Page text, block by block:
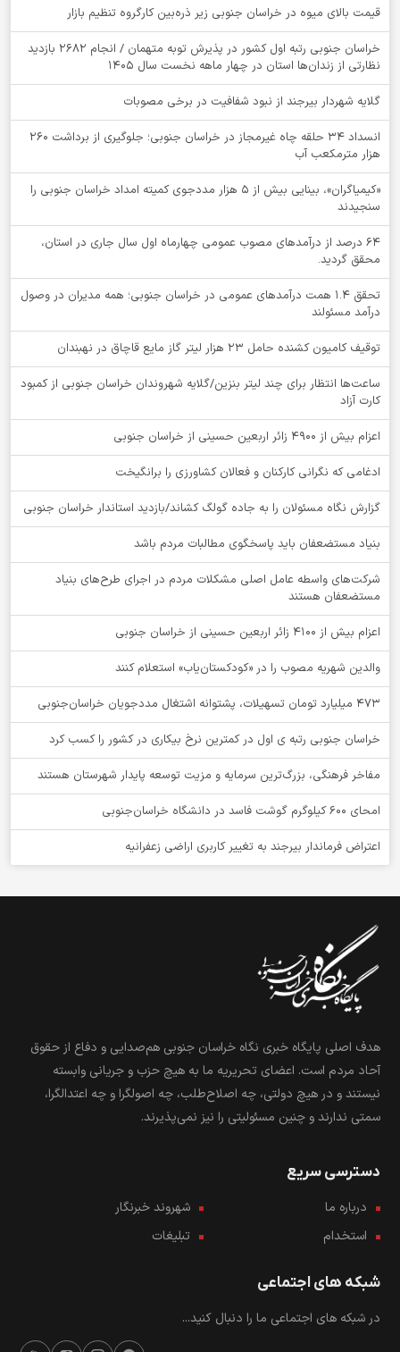
قیمت بالای میوه در خراسان جنوبی زیر ذره‌بین کارگروه تنظیم بازار
خراسان جنوبی رتبه اول کشور در پذیرش توبه متهمان / انجام ۲۶۸۲ بازدید
نظارتی از زندان‌ها استان در چهار ماهه نخست سال 1405
گلایه شهردار بیرجند از نبود شفافیت در برخی مصوبات
انسداد ۳۴ حلقه چاه غیرمجاز در خراسان جنوبی؛ جلوگیری از برداشت ۲۶۰
هزار مترمکعب آب
«کیمیاگران»، بینایی بیش از ۵ هزار مددجوی کمیته امداد خراسان جنوبی را
سنجیدند
64 درصد از درآمدهای مصوب عمومی چهارماه اول سال جاری در استان،
محقق گردید.
تحقق ۱.۴ همت درآمدهای عمومی در خراسان جنوبی؛ همه مدیران در وصول
درآمد مسئولند
توقيف کامیون کشنده حامل 23 هزار لیتر گاز مایع قاچاق در نهبندان
ساعت‌ها انتظار برای چند لیتر بنزین/گلایه شهروندان خراسان جنوبی از کمبود
کارت آزاد
اعزام بیش از 4900 زائر اربعین حسینی از خراسان جنوبی
ادغامی که نگرانی کارکنان و فعالان کشاورزی را برانگیخت
گزارش نگاه مسئولان را به جاده گولگ کشاند/بازدید استاندار خراسان جنوبی
بنیاد مستضعفان باید پاسخگوی مطالبات مردم باشد
شرکت‌های واسطه عامل اصلی مشکلات مردم در اجرای طرح‌های بنیاد
مستضعفان هستند
اعزام بیش از 4100 زائر اربعین حسینی از خراسان جنوبی
والدین شهریه مصوب را در «کودکستان‌یاب» استعلام کنند
۴۷۳ میلیارد تومان تسهیلات، پشتوانه اشتغال مددجویان خراسان‌جنوبی
خراسان جنوبی رتبه ی اول در کمترین نرخ بیکاری در کشور را کسب کرد
مفاخر فرهنگی، بزرگ‌ترین سرمایه و مزیت توسعه پایدار شهرستان هستند
امحای ۶۰۰ کیلوگرم گوشت فاسد در دانشگاه خراسان‌جنوبی
اعتراض فرماندار بیرجند به تغییر کاربری اراضی زعفرانیه
هدف اصلی پایگاه خبری نگاه خراسان جنوبی هم‌صدایی و دفاع از حقوق
آحاد مردم است. اعضای تحریریه ما به هیچ حزب و جریانی وابسته
نیستند و در هیچ دولتی، چه اصلاح‌طلب، چه اصولگرا و چه اعتدالگرا،
سمتی ندارند و چنین مسئولیتی را نیز نمی‌پذیرند.
دسترسی سریع
درباره ما
شهروند خبرنگار
استخدام
تبلیغات
شبکه های اجتماعی
در شبکه های اجتماعی ما را دنبال کنید...